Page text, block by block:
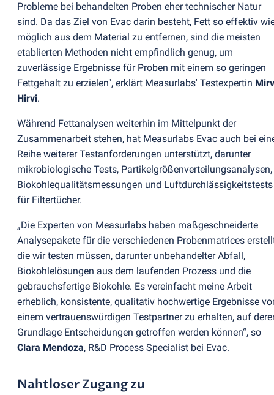
Probleme bei behandelten Proben eher technischer Natur
sind. Da das Ziel von Evac darin besteht, Fett so effektiv
möglich aus dem Material zu entfernen, sind die meisten
etablierten Methoden nicht empfindlich genug, um
zuverlässige Ergebnisse für Proben mit einem so geringen
Fettgehalt zu erzielen", erklärt Measurlabs' Testexpertin
Hirvi.
Während Fettanalysen weiterhin im Mittelpunkt der
Zusammenarbeit stehen, hat Measurlabs Evac auch bei
Reihe weiterer Testanforderungen unterstützt, darunter
mikrobiologische Tests, Partikelgrößenverteilungsanalysen,
Biokohlequalitätsmessungen und Luftdurchlässigkeitstests
für Filtertücher.
„Die Experten von Measurlabs haben maßgeschneiderte
Analysepakete für die verschiedenen Probenmatrices
die wir testen müssen, darunter unbehandelter Abfall,
Biokohlelösungen aus dem laufenden Prozess und die
gebrauchsfertige Biokohle. Es vereinfacht meine Arbeit
erheblich, konsistente, qualitativ hochwertige Ergebnisse
einem vertrauenswürdigen Testpartner zu erhalten, auf
Grundlage Entscheidungen getroffen werden können“, so
Clara Mendoza, R&D Process Specialist bei Evac.
Nahtloser Zugang zu